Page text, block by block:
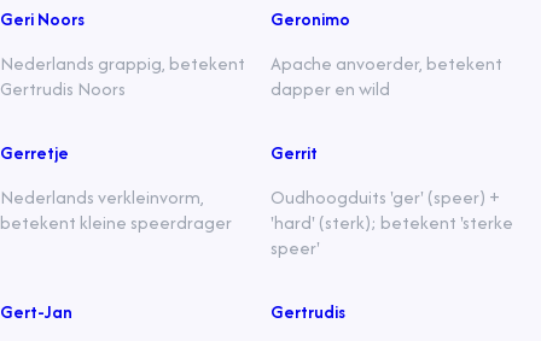
Geri Noors
Nederlands grappig, betekent
Gertrudis Noors
Geronimo
Apache anvoerder, betekent
dapper en wild
Gerretje
Nederlands verkleinvorm,
betekent kleine speerdrager
Gerrit
Oudhoogduits 'ger' (speer) +
'hard' (sterk); betekent 'sterke
speer'
Gert-Jan
Gertrudis